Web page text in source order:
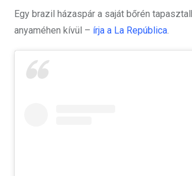
Egy brazil házaspár a saját bőrén
anyaméhen kívül – írja a La República.